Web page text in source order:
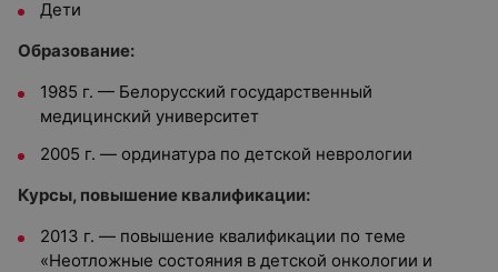
Дети
Образование:
1985 г. — Белорусский государственный
медицинский университет
2005 г. — ординатура по детской неврологии
Курсы, повышение квалификации:
2013 г. — повышение квалификации по теме
«Неотложные состояния в детской онкологии и